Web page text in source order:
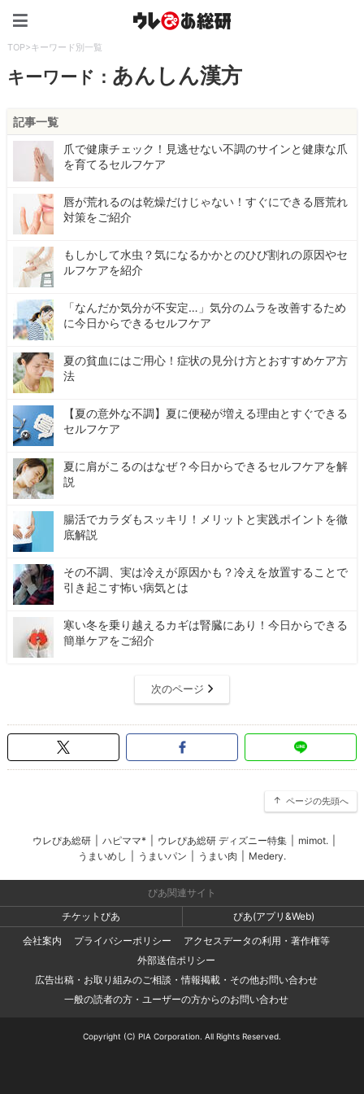
TOP>キーワード別一覧
キーワード： あんしん漢方
記事一覧
爪で健康チェック！見逃せない不調のサインと健康な爪
を育てるセルフケア
唇が荒れるのは乾燥だけじゃない！すぐにできる唇荒れ
対策をご紹介
もしかして水虫？気になるかかとのひび割れの原因やセ
ルフケアを紹介
「なんだか気分が不安定…」気分のムラを改善するため
に今日からできるセルフケア
夏の貧血にはご用心！症状の見分け方とおすすめケア方
法
【夏の意外な不調】夏に便秘が増える理由とすぐできる
セルフケア
夏に肩がこるのはなぜ？今日からできるセルフケアを解
説
腸活でカラダもスッキリ！メリットと実践ポイントを徹
底解説
その不調、実は冷えが原因かも？冷えを放置することで
引き起こす怖い病気とは
寒い冬を乗り越えるカギは腎臓にあり！今日からできる
簡単ケアをご紹介
次のページ
ページの先頭へ
ウレぴあ総研 ハピママ* ウレぴあ総研 ディズニー特集 mimot.
うまいめし
うまいパン うまい肉 Medery.
ぴあ関連サイト
チケットぴあ
ぴあ(アプリ&Web)
会社案内
プライバシーポリシー
アクセスデータの利用・著作権等
外部送信ポリシー
広告出稿・お取り組みのご相談・情報掲載・その他お問い合わせ
一般の読者の方・ユーザーの方からのお問い合わせ
Copyright (C) PIA Corporation. All Rights Reserved.